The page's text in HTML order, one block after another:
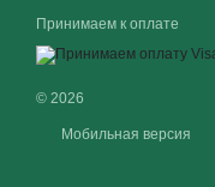
Принимаем к оплате
© 2026
Мобильная версия